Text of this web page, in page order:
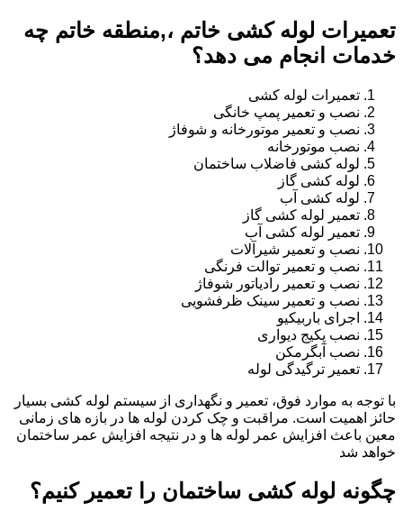
تعمیرات لوله کشی خاتم ،,منطقه خاتم چه
خدمات انجام می دهد؟
تعمیرات لوله کشی
نصب و تعمیر پمپ خانگی
نصب و تعمیر موتورخانه و شوفاژ
نصب موتورخانه
لوله کشی فاضلاب ساختمان
لوله کشی گاز
لوله کشی آب
تعمیر لوله کشی گاز
تعمیر لوله کشی آب
نصب و تعمیر شیرآلات
نصب و تعمیر توالت فرنگی
نصب و تعمیر رادیاتور شوفاژ
نصب و تعمیر سینک ظرفشویی
اجرای باربیکیو
نصب پکیج دیواری
نصب آبگرمکن
تعمیر ترگیدگی لوله
با توجه به موارد فوق، تعمیر و نگهداری از سیستم لوله کشی بسیار
حائز اهمیت است. مراقبت و چک کردن لوله ها در بازه های زمانی
معین باعث افزایش عمر لوله ها و در نتیجه افزایش عمر ساختمان
خواهد شد
چگونه لوله کشی ساختمان را تعمیر کنیم؟